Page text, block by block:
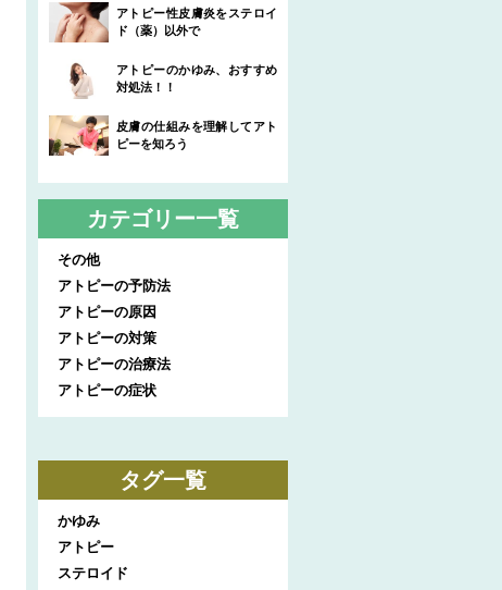
アトピー性皮膚炎をステロイ
ド（薬）以外で
アトピーのかゆみ、おすすめ
対処法！！
皮膚の仕組みを理解してアト
ピーを知ろう
カテゴリー一覧
その他
アトピーの予防法
アトピーの原因
アトピーの対策
アトピーの治療法
アトピーの症状
タグ一覧
かゆみ
アトピー
ステロイド